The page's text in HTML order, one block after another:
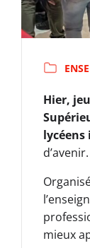
Hier,
d’avenir.
mieux